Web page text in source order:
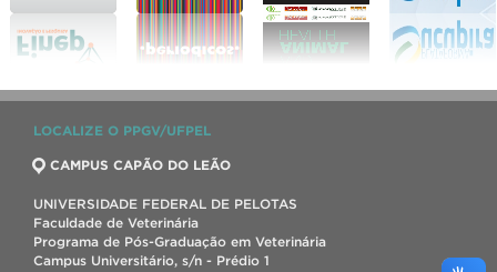
LOCALIZE O PPGV/UFPEL
CAMPUS CAPÃO DO LEÃO
UNIVERSIDADE FEDERAL DE PELOTAS
Faculdade de Veterinária
Programa de Pós-Graduação em Veterinária
Campus Universitário, s/n - Prédio 1